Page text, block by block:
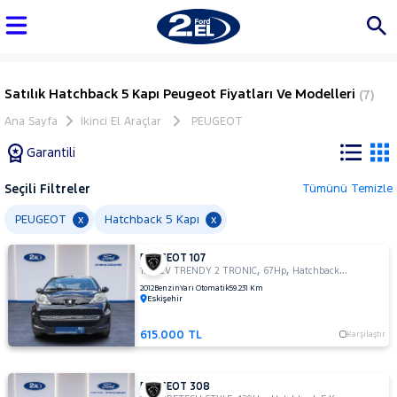
Satılık Hatchback 5 Kapı Peugeot Fiyatları Ve Modelleri (7)
Ana Sayfa İkinci El Araçlar PEUGEOT
Garantili
Tüm
Araçlar
AUDI
BMC
BMW
BYD
Seçili Filtreler Tümünü Temizle
PEUGEOT x Hatchback 5 Kapı x
PEUGEOT 107
1.0 12V TRENDY 2 TRONIC, 67Hp, Hatchback 5 Kapı
2012BenzinYarı Otomatik59.231 Km
Eskişehir
615.000 TL Karşılaştır
PEUGEOT 308